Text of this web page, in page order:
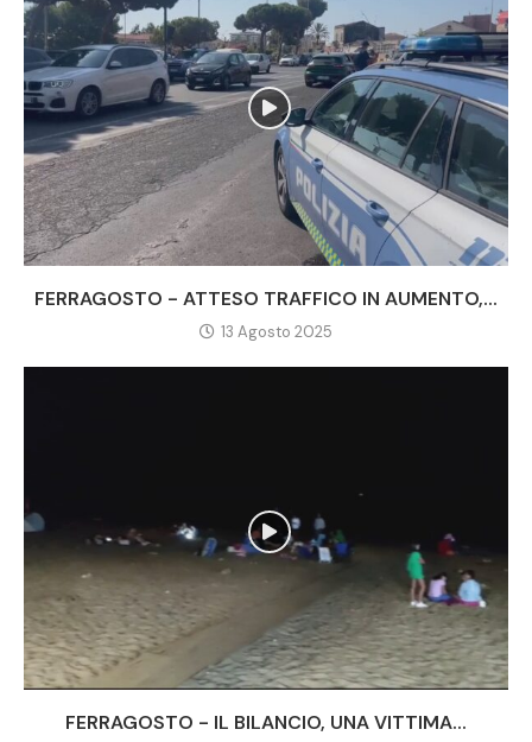
FERRAGOSTO - ATTESO TRAFFICO IN AUMENTO,...
13 Agosto 2025
FERRAGOSTO - IL BILANCIO, UNA VITTIMA...